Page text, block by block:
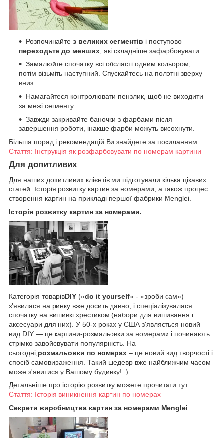
Розпочинайте з великих сегментів і поступово
переходьте до менших , які складніше зафарбовувати.
Замалюйте спочатку всі обсласті одним кольором,
потім візьміть наступний. Спускайтесь на полотні зверху
вниз.
Намагайтеся контролювати пензлик, щоб не виходити
за межі сегменту.
Завжди закривайте баночки з фарбами після
завершення роботи, інакше фарби можуть висохнути.
Більша порад і рекомендацій Ви знайдете за посиланням:
Стаття: Інструкція як розфарбовувати по номерам картини
Для допитливих
Для наших допитливих клієнтів ми підготували кілька цікавих
статей: Історія розвитку картин за номерами, а також процес
створення картин на прикладі першої фабрики Menglei.
Історія розвитку картин за номерами.
Категорія товарівDIY («do it yourself» - «зроби сам»)
з'явилася на ринку вже досить давно, і спеціалізувалася
спочатку на вишивкі хрестиком (набори для вишивання і
аксесуари для них). У 50-х роках у США з'являється новий
вид DIY — це картини-розмальовки за номерами і починають
стрімко завойовувати популярність. На
сьогодні,розмальовки по номерах – це новий вид творчості і
спосіб самовираження. Такий шедевр вже найближчим часом
може з'явитися у Вашому будинку! :)
Детальніше про історію розвитку можете прочитати тут:
Стаття: Історія виникнення картин по номерах
Секрети виробництва картин за номерами Menglei